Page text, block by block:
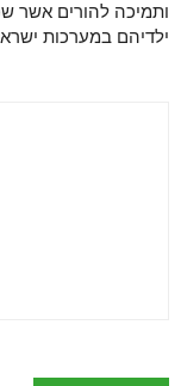
ותמיכה להורים אשר
ילדיהם במערכות